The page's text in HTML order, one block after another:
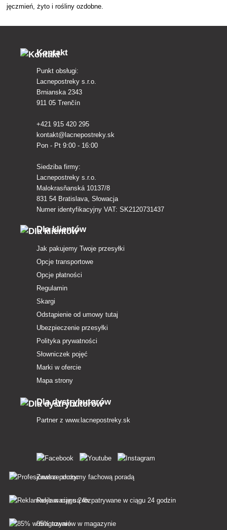
jęczmień, żyto i rośliny ozdobne.
Kontakt
Punkt obsługi:
Lacnepostreky s.r.o.
Brnianska 2343
911 05 Trenčín
+421 915 420 295
kontakt@lacnepostreky.sk
Pon - Pt 9:00 - 16:00
Siedziba firmy:
Lacnepostreky s.r.o.
Malokrasňanská 10137/8
831 54 Bratislava, Słowacja
Numer identyfikacyjny VAT: SK2120731437
Dla klientów
Jak pakujemy Twoje przesyłki
Opcje transportowe
Opcje płatności
Regulamin
Skargi
Odstąpienie od umowy tutaj
Ubezpieczenie przesyłki
Polityka prywatności
Słowniczek pojęć
Marki w ofercie
Mapa strony
Dla dystrybutorów
Partner z www.lacnepostreky.sk
Zawsze służymy fachową poradą
Reklamacje są rozpatrywane w ciągu 24 godzin
85% towarów w magazynie